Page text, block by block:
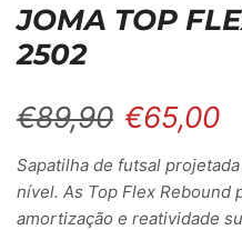
JOMA TOP
2502
€89,90 €65,00
Sapatilha de futsal
nível. As Top Flex Rebound
amortização e reatividade